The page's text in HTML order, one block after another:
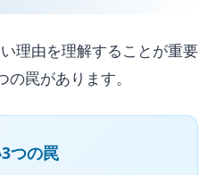
理由を理解することが重要
罠があります。
つの罠